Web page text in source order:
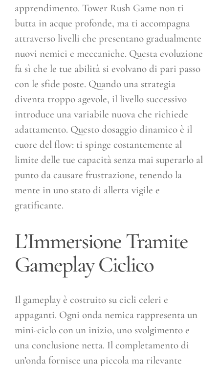
apprendimento. Tower Rush Game non ti
butta in acque profonde, ma ti accompagna
attraverso livelli che presentano gradualmente
nuovi nemici e meccaniche. Questa evoluzione
fa sì che le tue abilità si evolvano di pari passo
con le sfide poste. Quando una strategia
diventa troppo agevole, il livello successivo
introduce una variabile nuova che richiede
adattamento. Questo dosaggio dinamico è il
cuore del flow: ti spinge costantemente al
limite delle tue capacità senza mai superarlo al
punto da causare frustrazione, tenendo la
mente in uno stato di allerta vigile e
gratificante.
L’Immersione Tramite
Gameplay Ciclico
Il gameplay è costruito su cicli celeri e
appaganti. Ogni onda nemica rappresenta un
mini-ciclo con un inizio, uno svolgimento e
una conclusione netta. Il completamento di
un’onda fornisce una piccola ma rilevante